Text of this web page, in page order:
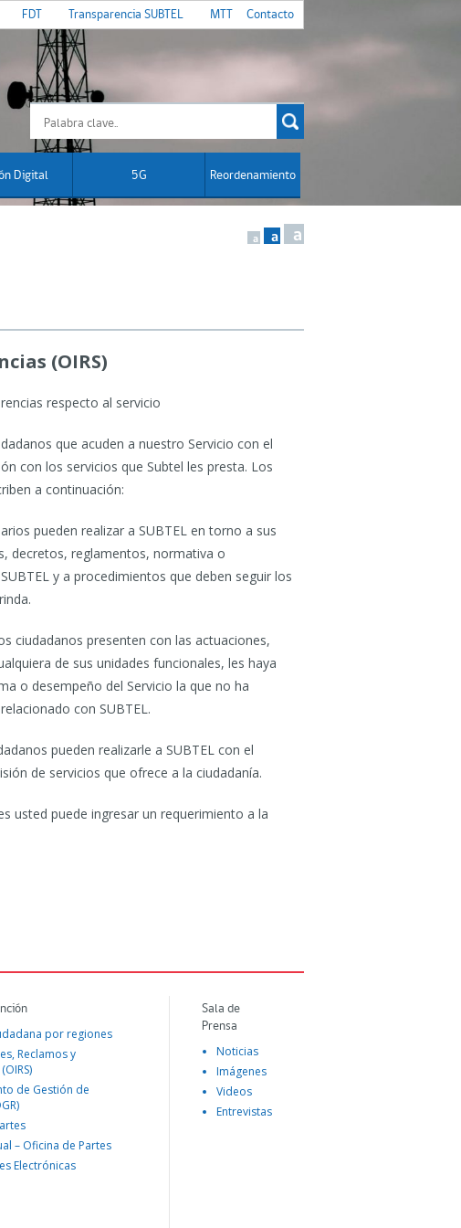
FDT Transparencia SUBTEL MTT Contacto
Digital 5G Reordenamiento
a a a
(OIRS)
respecto al servicio
que acuden a nuestro Servicio con el
con los servicios que Subtel les presta. Los
a continuación:
pueden realizar a SUBTEL en torno a sus
decretos, reglamentos, normativa o
y a procedimientos que deben seguir los
ciudadanos presenten con las actuaciones,
de sus unidades funcionales, les haya
o desempeño del Servicio la que no ha
con SUBTEL.
pueden realizarle a SUBTEL con el
de servicios que ofrece a la ciudadanía.
usted puede ingresar un requerimiento a la
por regiones
Reclamos y
de Gestión de
– Oficina de Partes
Electrónicas
Sala de
Prensa
Noticias
Imágenes
Videos
Entrevistas